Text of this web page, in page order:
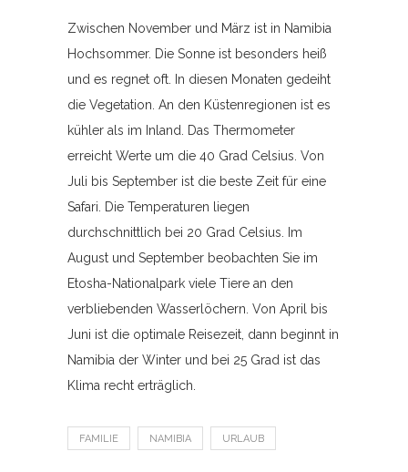
Zwischen November und März ist in Namibia
Hochsommer. Die Sonne ist besonders heiß
und es regnet oft. In diesen Monaten gedeiht
die Vegetation. An den Küstenregionen ist es
kühler als im Inland. Das Thermometer
erreicht Werte um die 40 Grad Celsius. Von
Juli bis September ist die beste Zeit für eine
Safari. Die Temperaturen liegen
durchschnittlich bei 20 Grad Celsius. Im
August und September beobachten Sie im
Etosha-Nationalpark viele Tiere an den
verbliebenden Wasserlöchern. Von April bis
Juni ist die optimale Reisezeit, dann beginnt in
Namibia der Winter und bei 25 Grad ist das
Klima recht erträglich.
FAMILIE NAMIBIA URLAUB